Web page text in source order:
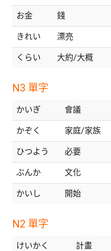
お金 錢
きれい 漂亮
くらい 大約/大概
N3 單字
かいぎ 會議
かぞく 家庭/家族
ひつよう 必要
ぶんか 文化
かいし 開始
N2 單字
けいかく 計畫